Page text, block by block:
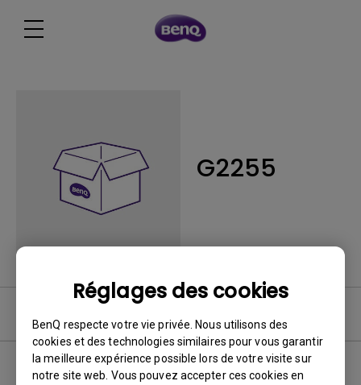
Réglages des cookies
BenQ respecte votre vie privée. Nous utilisons des
cookies et des technologies similaires pour vous garantir
la meilleure expérience possible lors de votre visite sur
notre site web. Vous pouvez accepter ces cookies en
G2255